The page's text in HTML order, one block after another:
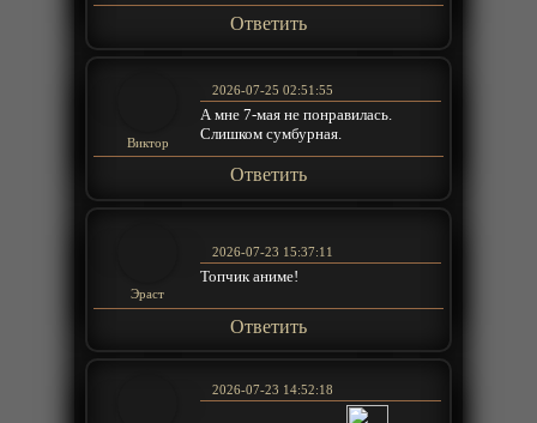
Ответить
Виктор
2026-07-25 02:51:55
А мне 7-мая не понравилась.
Слишком сумбурная.
Ответить
Эраст
2026-07-23 15:37:11
Топчик аниме!
Ответить
2026-07-23 14:52:18